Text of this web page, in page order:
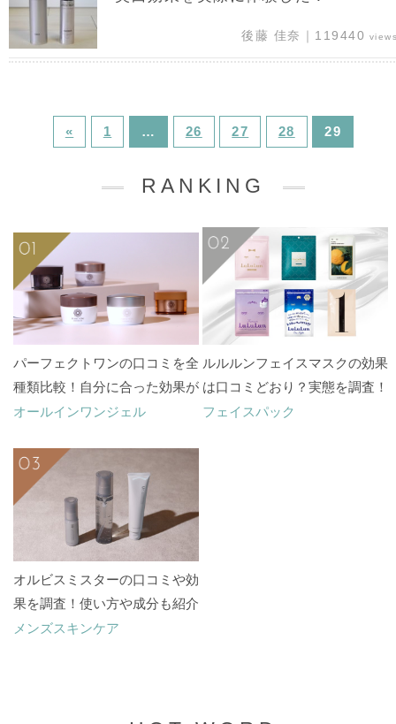
後藤 佳奈｜119440
« 1 … 26 27 28 29
RANKING
パーフェクトワンの口コミを全
種類比較！自分に合った効果が
あるのはどれ？
オールインワンジェル
ルルルンフェイスマスクの効果
は口コミどおり？実態を調査！
フェイスパック
オルビスミスターの口コミや効
果を調査！使い方や成分も紹介
メンズスキンケア